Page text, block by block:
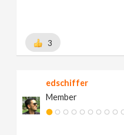
3
edschiffer
Member